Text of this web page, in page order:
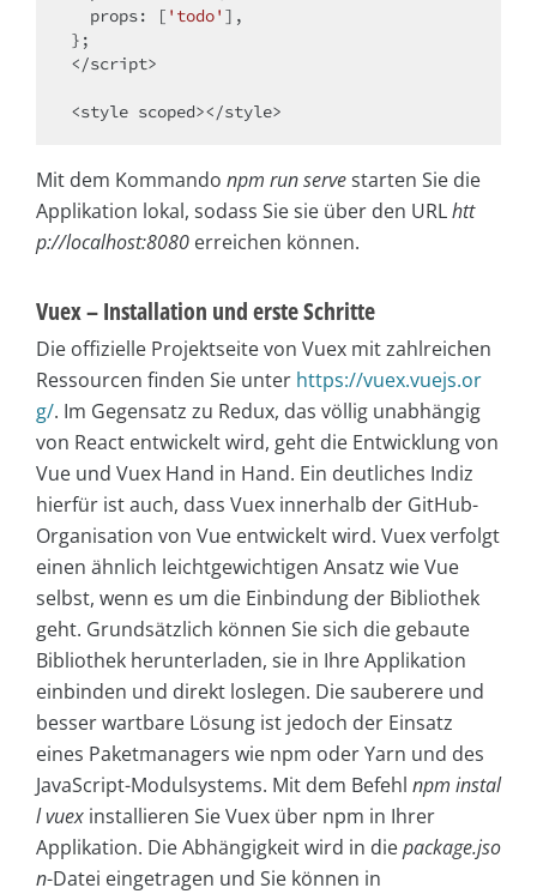
props: [ 'todo' ],
</script>
<style scoped></style>
Mit dem Kommando npm run servestarten Sie die
Applikation lokal, sodass Sie sie über den URLhtt
p://localhost:8080 erreichen können.
Vuex – Installation und erste Schritte
Die offizielle Projektseite von Vuex mit zahlreichen
Ressourcen finden Sie unter https://vuex.vuejs.or
g/. Im Gegensatz zu Redux, das völlig unabhängig
von React entwickelt wird, geht die Entwicklung von
Vue und Vuex Hand in Hand. Ein deutliches Indiz
hierfür ist auch, dass Vuex innerhalb der GitHub-
Organisation von Vue entwickelt wird. Vuex verfolgt
einen ähnlich leichtgewichtigen Ansatz wie Vue
selbst, wenn es um die Einbindung der Bibliothek
geht. Grundsätzlich können Sie sich die gebaute
Bibliothek herunterladen, sie in Ihre Applikation
einbinden und direkt loslegen. Die sauberere und
besser wartbare Lösung ist jedoch der Einsatz
eines Paketmanagers wie npm oder Yarn und des
JavaScript-Modulsystems. Mit dem Befehl npm instal
l vuex installieren Sie Vuex über npm in Ihrer
Applikation. Die Abhängigkeit wird in diepackage.jso
n-Datei eingetragen und Sie können in